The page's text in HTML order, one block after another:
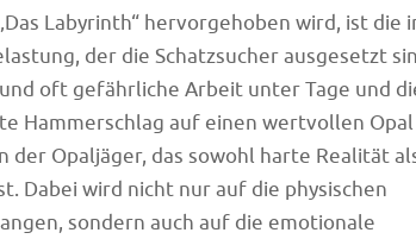
Labyrinth“ hervorgehoben wird, ist die
der die Schatzsucher ausgesetzt
oft gefährliche Arbeit unter Tage und
Hammerschlag auf einen wertvollen
der Opaljäger, das sowohl harte Realität
Dabei wird nicht nur auf die physischen
sondern auch auf die emotionale